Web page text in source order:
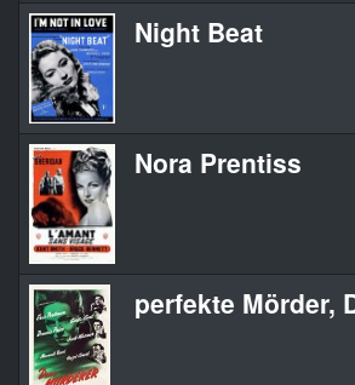
Night Beat
Nora Prentiss
perfekte Mörder,